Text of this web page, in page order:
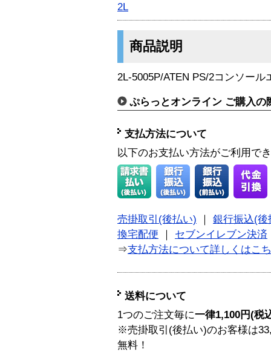
2L
商品説明
2L-5005P/ATEN PS/2コンソー
ぷらっとオンライン ご購入の
支払方法について
以下のお支払い方法がご利用で
売掛取引(後払い)
銀行振込(後
換宅配便
セブンイレブン決済
⇒支払方法について詳しくはこ
送料について
1つのご注文毎に一律1,100円(税
※売掛取引(後払い)のお客様は
無料！